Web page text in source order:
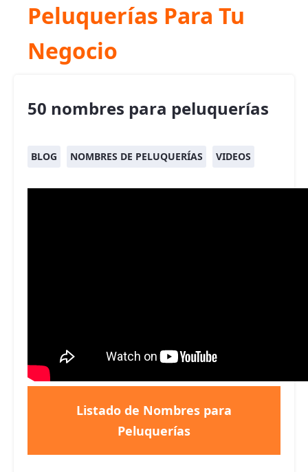
Peluquerías Para Tu
Negocio
50 nombres para peluquerías
BLOG NOMBRES DE PELUQUERÍAS VIDEOS
Listado de Nombres para
Peluquerías